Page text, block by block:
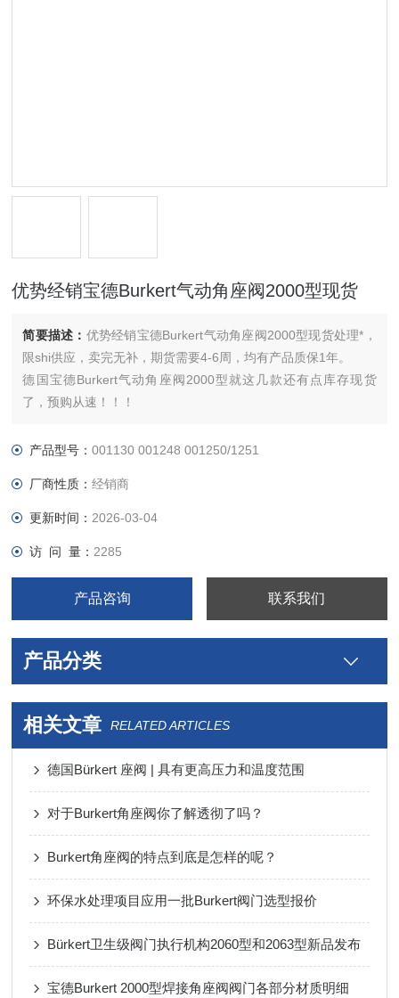
优势经销宝德Burkert气动角座阀2000型现货
简要描述： 优势经销宝德Burkert气动角座阀2000型现货处理*，
限shi供应，卖完无补，期货需要4-6周，均有产品质保1年。
德国宝德Burkert气动角座阀2000型就这几款还有点库存现货
了，预购从速！！！
产品型号：001130 001248 001250/1251
厂商性质：经销商
更新时间： 2026-03-04
访 问 量： 2285
产品咨询 联系我们
产品分类
相关文章 RELATED ARTICLES
德国Bürkert 座阀 | 具有更高压力和温度范围
对于Burkert角座阀你了解透彻了吗？
Burkert角座阀的特点到底是怎样的呢？
环保水处理项目应用一批Burkert阀门选型报价
Bürkert卫生级阀门执行机构2060型和2063型新品发布
宝德Burkert 2000型焊接角座阀阀门各部分材质明细